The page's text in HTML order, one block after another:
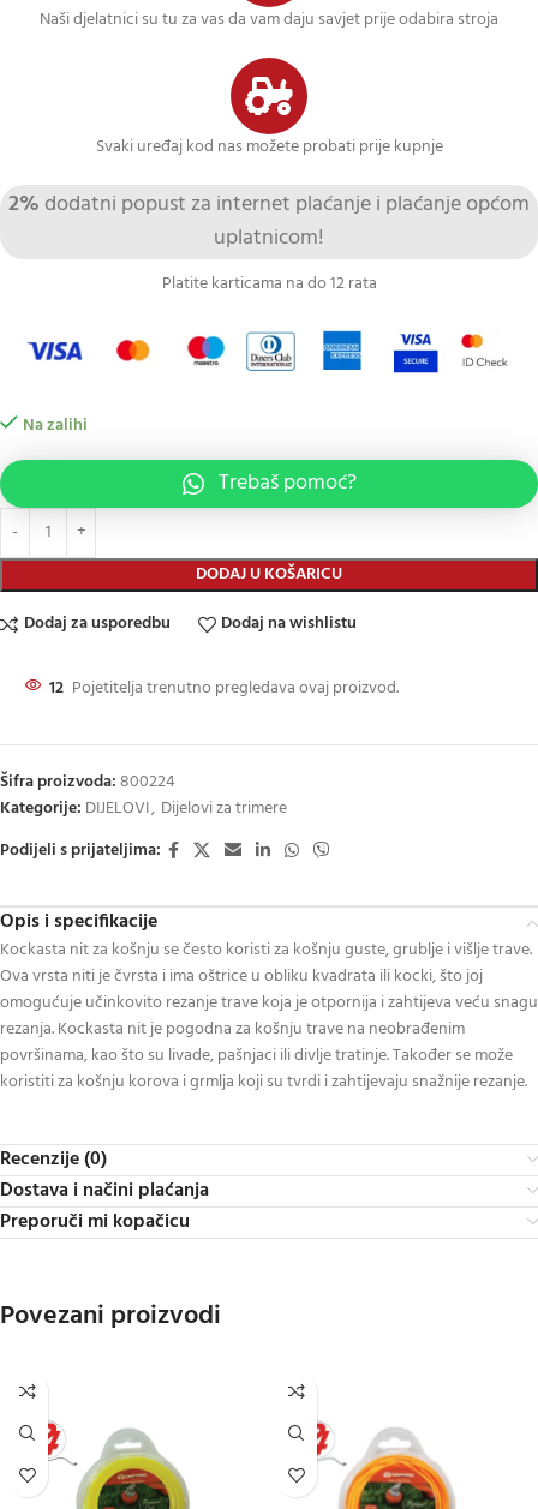
Naši djelatnici su tu za vas da vam daju savjet prije odabira stroja
Svaki uređaj kod nas možete probati prije kupnje
2% dodatni popust za internet plaćanje i plaćanje općom
uplatnicom!
Platite karticama na do 12 rata
Na zalihi
DODAJ U KOŠARICU
Trebaš pomoć?
Dodaj za usporedbu Dodaj na wishlistu
12 Pojetitelja trenutno pregledava ovaj proizvod.
Šifra proizvoda:800224
Kategorije: DIJELOVI, Dijelovi za trimere
Podijeli s prijateljima:
Opis i specifikacije
Kockasta nit za košnju se često koristi za košnju guste, grublje i višlje trave.
Ova vrsta niti je čvrsta i ima oštrice u obliku kvadrata ili kocki, što joj
omogućuje učinkovito rezanje trave koja je otpornija i zahtijeva veću snagu
rezanja. Kockasta nit je pogodna za košnju trave na neobrađenim
površinama, kao što su livade, pašnjaci ili divlje tratinje. Također se može
koristiti za košnju korova i grmlja koji su tvrdi i zahtijevaju snažnije rezanje.
Recenzije (0)
Dostava i načini plaćanja
Preporuči mi kopačicu
Povezani proizvodi